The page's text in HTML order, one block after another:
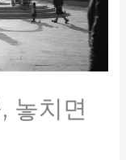
놓치면